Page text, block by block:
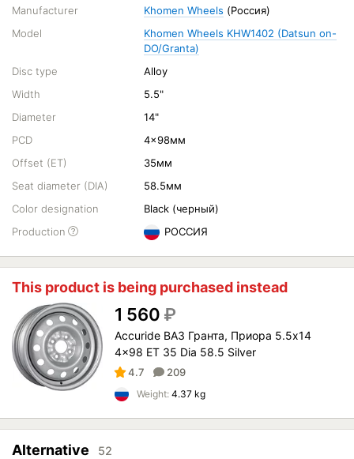
Manufacturer Khomen Wheels (Россия)
Model
Khomen Wheels KHW1402 (Datsun on-
DO/Granta)
Disc type
Alloy
Width
5.5"
Diameter
14"
PCD
4x98мм
Offset (ET)
35мм
Seat diameter (DIA)
58.5мм
Color designation
Black (черный)
Production
РОССИЯ
This product is being purchased instead
1 560 ₽
Accuride ВАЗ Гранта, Приора 5.5x14
4x98 ET 35 Dia 58.5 Silver
4.7 209
Weight: 4.37 kg
Alternative 52